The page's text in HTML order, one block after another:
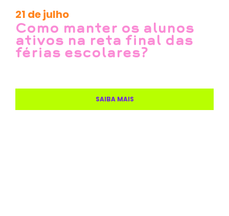
21 de julho
Como manter os alunos
ativos na reta final das
férias escolares?
SAIBA MAIS